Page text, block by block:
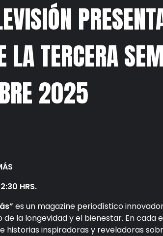
LA TERCERA
2025
HRS.
es un magazine periodístico
la longevidad y el bienestar. En cada
historias inspiradoras y reveladoras